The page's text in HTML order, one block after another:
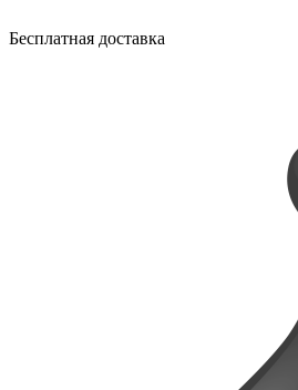
Бесплатная доставка